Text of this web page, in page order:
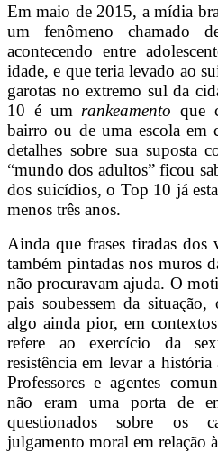
Em maio de 2015, a mídia
um fenômeno chamado
acontecendo entre
idade, e que teria levado ao
garotas no extremo sul da
10 é um rankeamento que
bairro ou de uma escola em
detalhes sobre sua suposta
“mundo dos adultos” ficou
dos suicídios, o Top 10 já
menos três anos.
Ainda que frases tiradas
também pintadas nos muros
não procuravam ajuda. O
pais soubessem da
algo ainda pior, em
refere ao exercício da
resistência em levar a
Professores e agentes
não eram uma porta de
questionados sobre os
julgamento moral em relação